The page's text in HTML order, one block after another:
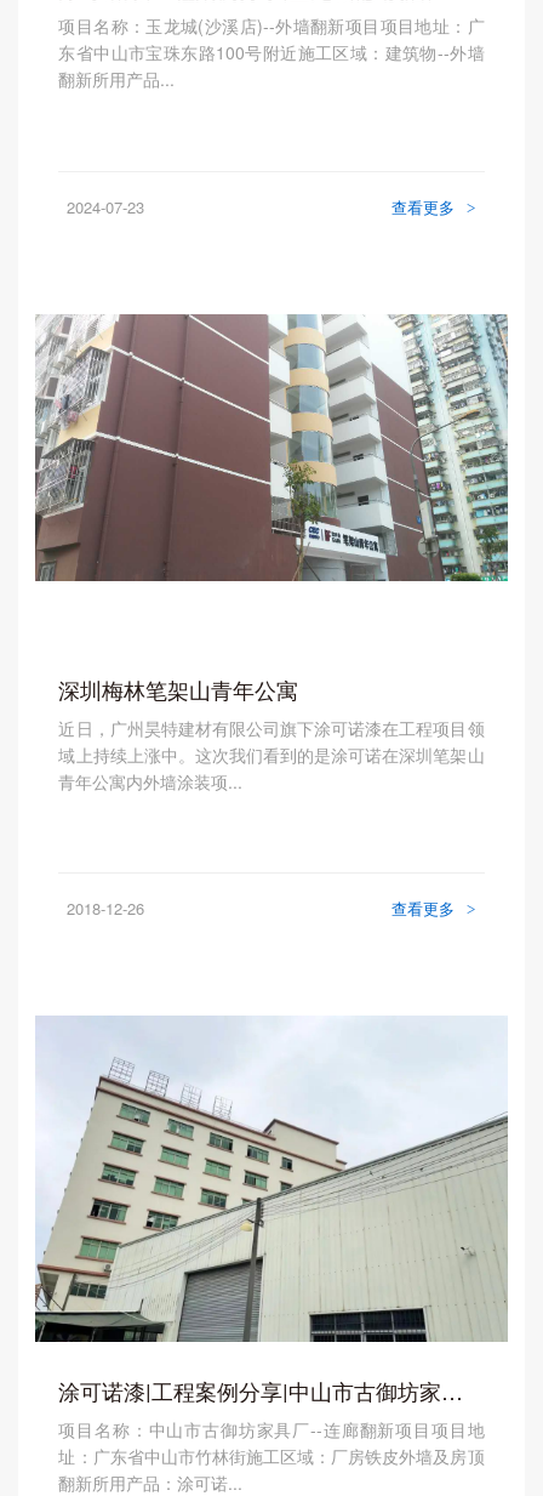
项目名称：玉龙城(沙溪店)--外墙翻新项目项目地址：广
东省中山市宝珠东路100号附近施工区域：建筑物--外墙
翻新所用产品...
2024-07-23 查看更多 >
深圳梅林笔架山青年公寓
近日，广州昊特建材有限公司旗下涂可诺漆在工程项目领
域上持续上涨中。这次我们看到的是涂可诺在深圳笔架山
青年公寓内外墙涂装项...
2018-12-26 查看更多 >
涂可诺漆|工程案例分享|中山市古御坊家具厂
项目名称：中山市古御坊家具厂--连廊翻新项目项目地
址：广东省中山市竹林街施工区域：厂房铁皮外墙及房顶
翻新所用产品：涂可诺...